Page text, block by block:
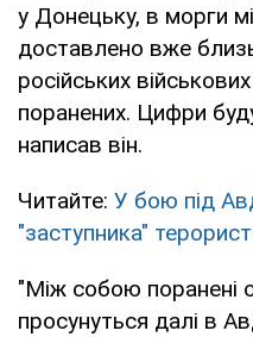
у Донецьку, в морги
доставлено вже
російських
поранених. Цифри
написав він.
Читайте: У бою під
"заступника"
"Між собою поранені
просунуться далі в